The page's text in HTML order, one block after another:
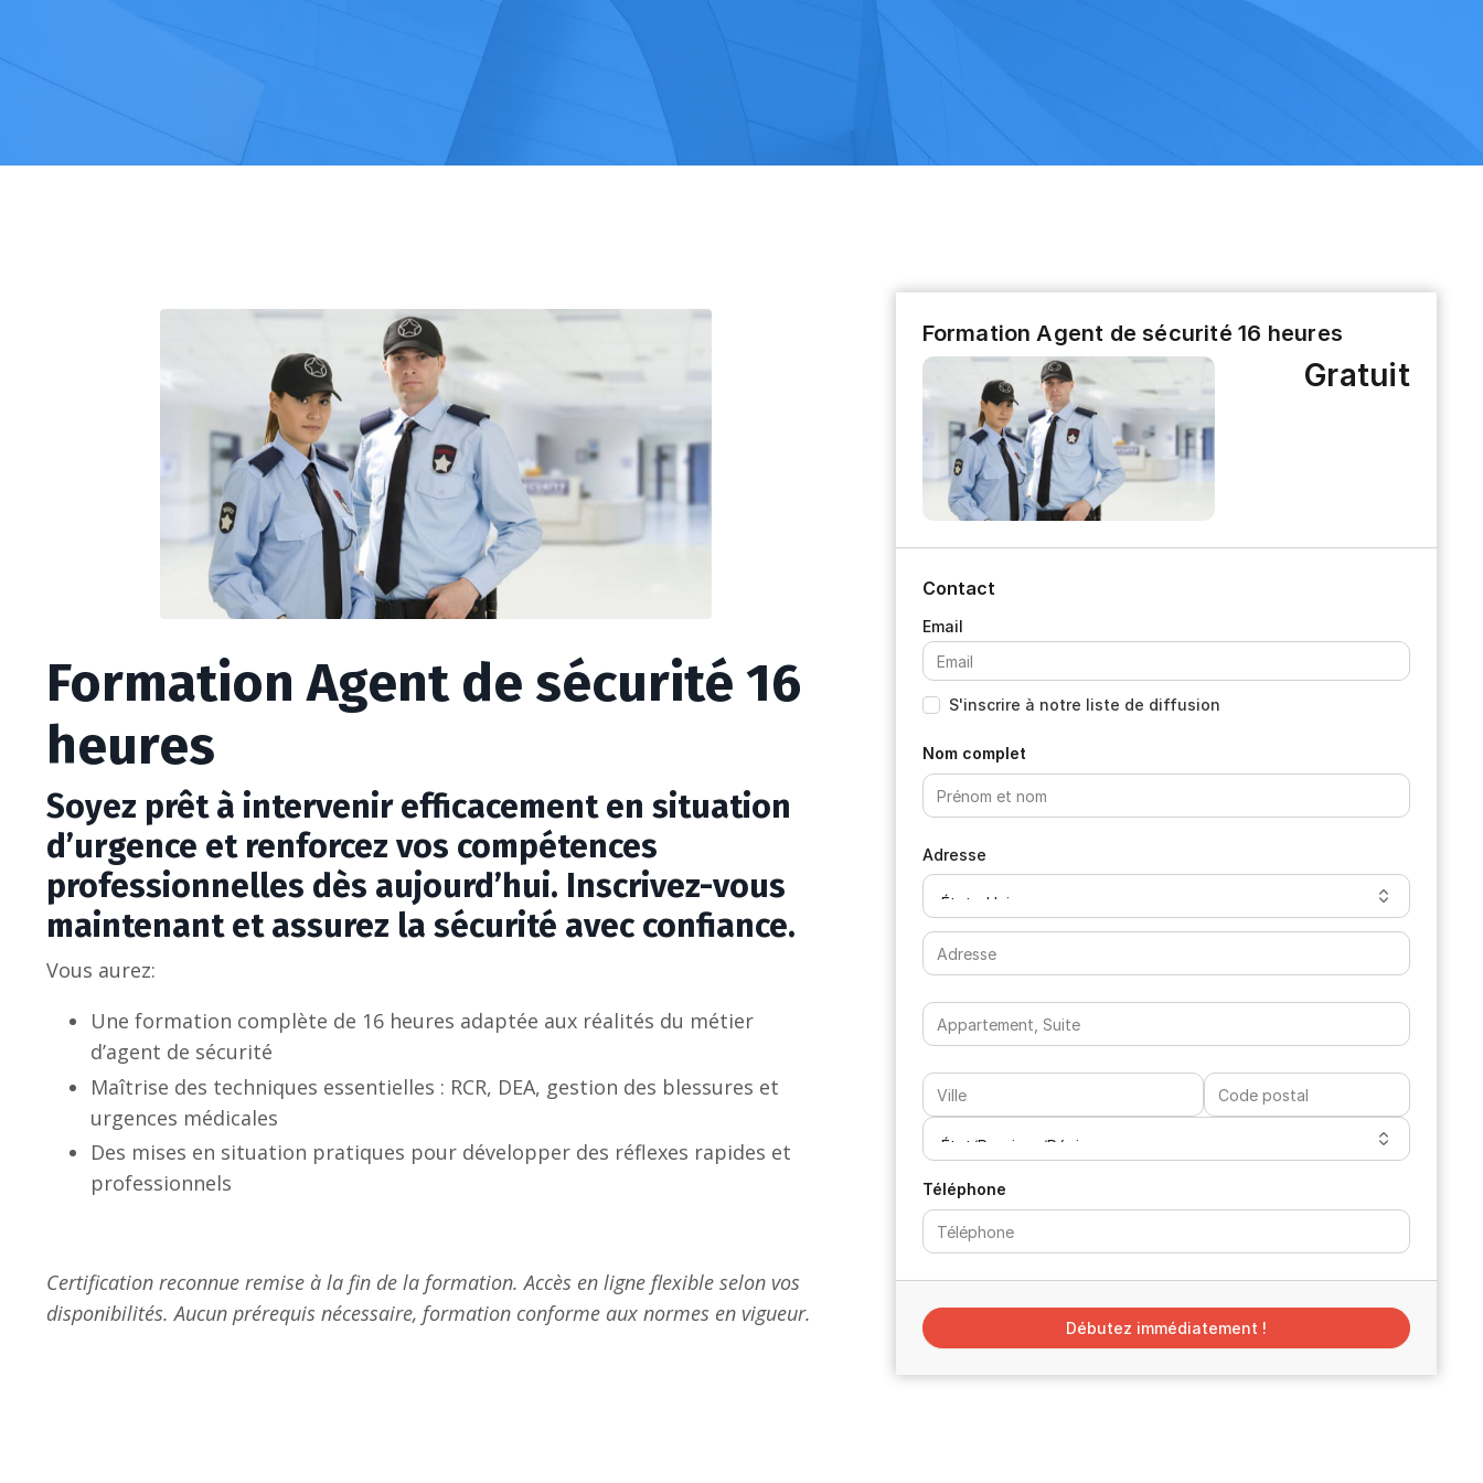
Formation Agent de sécurité 16
heures
Soyez prêt à intervenir efficacement en situation
d’urgence et renforcez vos compétences
professionnelles dès aujourd’hui. Inscrivez-vous
maintenant et assurez la sécurité avec confiance.
Vous aurez:
Une formation complète de 16 heures adaptée aux réalités du métier
d’agent de sécurité
Maîtrise des techniques essentielles : RCR, DEA, gestion des blessures et
urgences médicales
Des mises en situation pratiques pour développer des réflexes rapides et
professionnels
Certification reconnue remise à la fin de la formation. Accès en ligne flexible selon vos
disponibilités. Aucun prérequis nécessaire, formation conforme aux normes en vigueur.
Formation Agent de sécurité 16 heures
Gratuit
Contact
S'inscrire à notre liste de diffusion
Nom complet
Adresse
Téléphone
Débutez immédiatement !